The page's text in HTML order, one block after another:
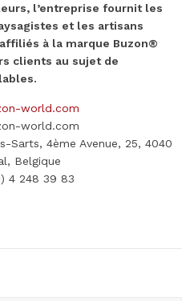
l’entreprise fournit les
et les artisans
à la marque Buzon®
clients au sujet de
world.com
world.com
Sarts, 4ème Avenue, 25, 4040
Belgique
4 248 39 83